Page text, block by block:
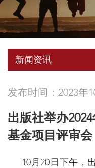
新闻资讯
发布时间：2023年
出版社举办
基金项目评审会
10月20日下午，